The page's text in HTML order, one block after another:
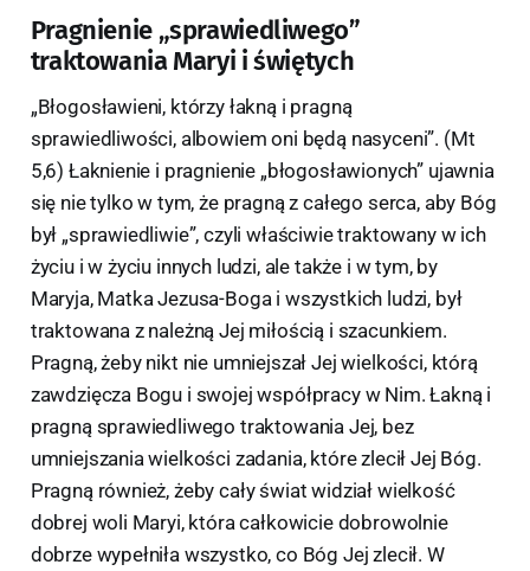
Pragnienie „sprawiedliwego”
traktowania Maryi i świętych
„Błogosławieni, którzy łakną i pragną
sprawiedliwości, albowiem oni będą nasyceni”. (Mt
5,6) Łaknienie i pragnienie „błogosławionych” ujawnia
się nie tylko w tym, że pragną z całego serca, aby Bóg
był „sprawiedliwie”, czyli właściwie traktowany w ich
życiu i w życiu innych ludzi, ale także i w tym, by
Maryja, Matka Jezusa-Boga i wszystkich ludzi, był
traktowana z należną Jej miłością i szacunkiem.
Pragną, żeby nikt nie umniejszał Jej wielkości, którą
zawdzięcza Bogu i swojej współpracy w Nim. Łakną i
pragną sprawiedliwego traktowania Jej, bez
umniejszania wielkości zadania, które zlecił Jej Bóg.
Pragną również, żeby cały świat widział wielkość
dobrej woli Maryi, która całkowicie dobrowolnie
dobrze wypełniła wszystko, co Bóg Jej zlecił. W